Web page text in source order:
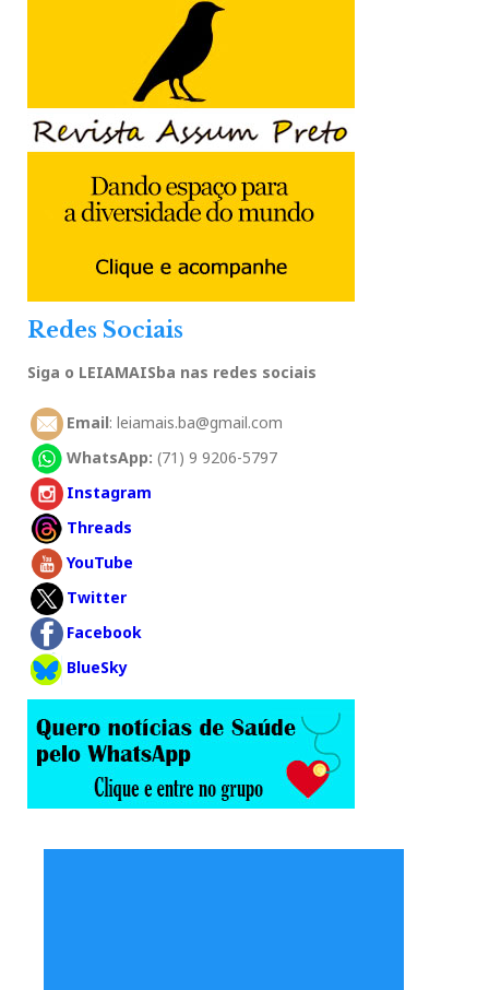
Redes Sociais
Siga o LEIAMAISba nas redes sociais
Email: leiamais.ba@gmail.com
WhatsApp: (71) 9 9206-5797
Instagram
Threads
YouTube
Twitter
Facebook
BlueSky